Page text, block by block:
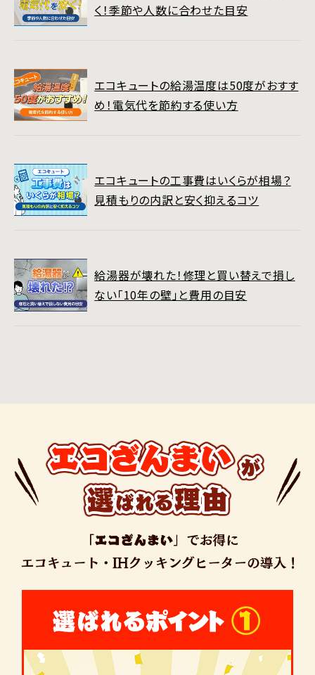
く！季節や人数に合わせた目安
エコキュートの給湯温度は50度がおすす
め！電気代を節約する使い方
エコキュートの工事費はいくらが相場？
見積もりの内訳と安く抑えるコツ
給湯器が壊れた！修理と買い替えで損し
ない「10年の壁」と費用の目安